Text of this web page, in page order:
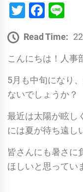
Twitter
Read Time:
こんにちは！人事
5月も中旬になり
ないでしょうか？
最近は太陽が眩し
には夏が待ち遠し
皆さんにも暑さに
ほしいと思ってい